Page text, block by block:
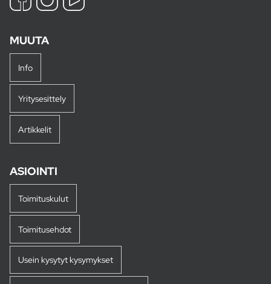
MUUTA
Info
Yritysesittely
Artikkelit
ASIOINTI
Toimituskulut
Toimitusehdot
Usein kysytyt kysymykset